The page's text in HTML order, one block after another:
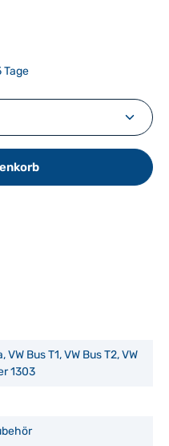
Tage
Wert ein
VW Bus T1, VW Bus T2, VW
1303